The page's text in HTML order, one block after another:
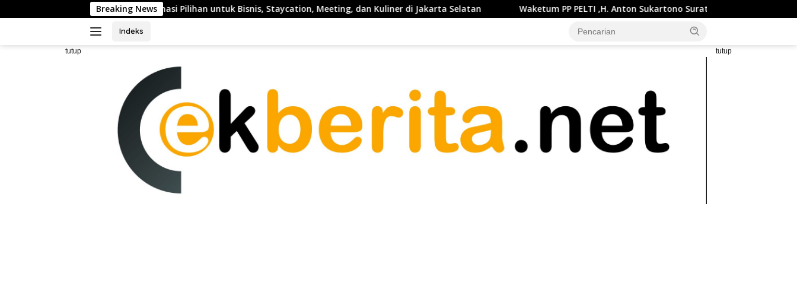
ke
Breaking News
sebagai Destinasi Pilihan untuk Bisnis, Staycation, Meeting, dan Kuliner di Jakarta Selatan Waketum PP PELTI ,H. Anton Sukartono Suratto, M.Si. Buka Liga Tenis Indonesia
Indeks
tutup tutup